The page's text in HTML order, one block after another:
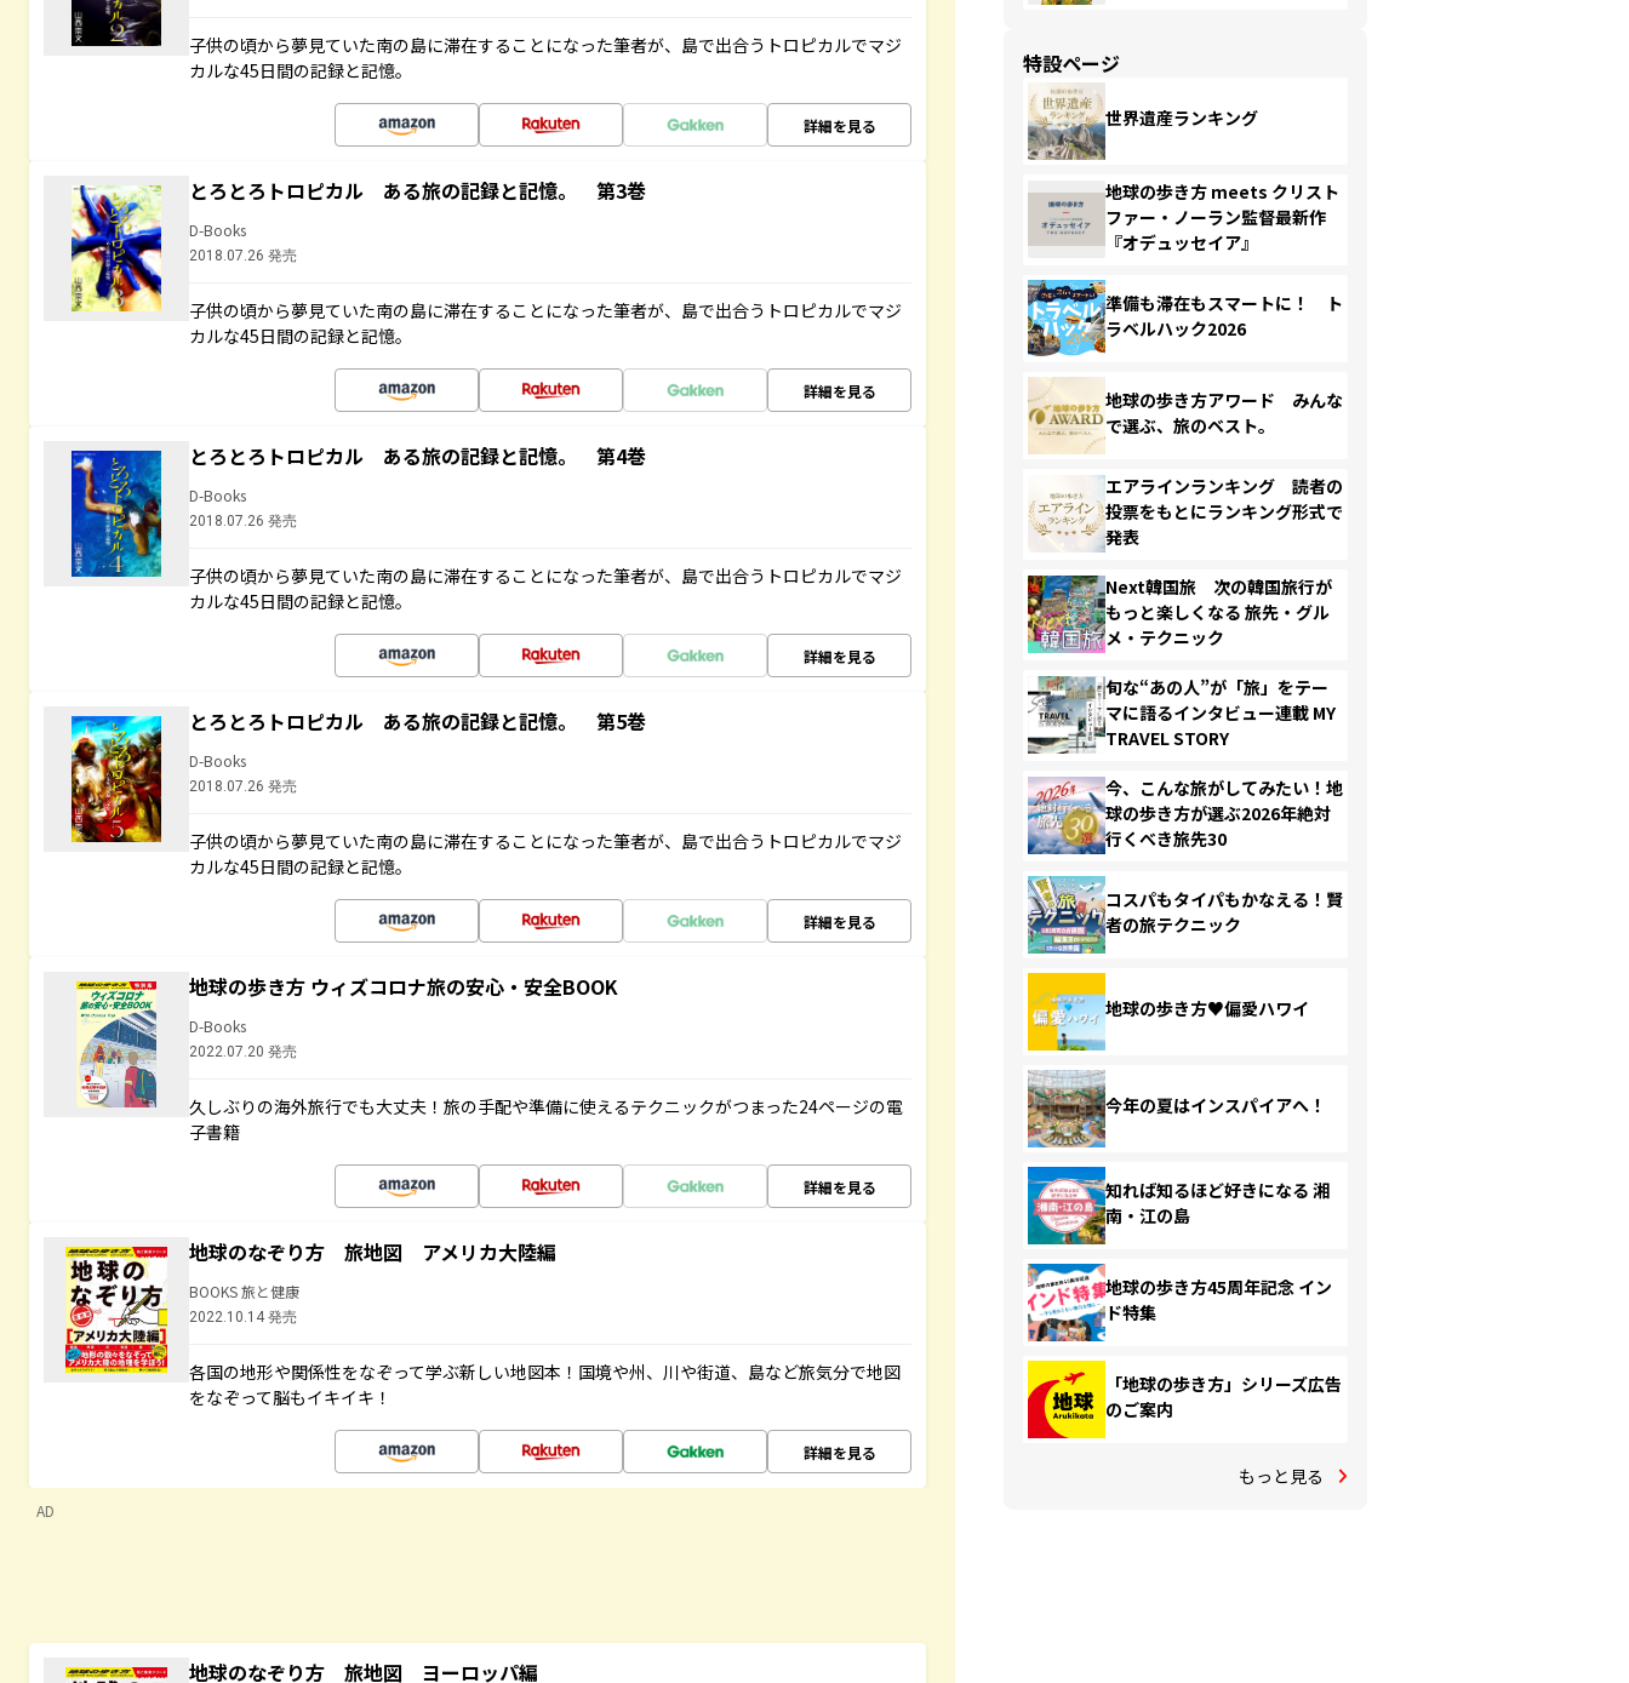
子供の頃から夢見ていた南の島に滞在することになった筆者が、島で出合うトロピカルでマジ
カルな45日間の記録と記憶。
詳細を見る
とろとろトロピカル ある旅の記録と記憶。 第3巻
D-Books
2018.07.26 発売
子供の頃から夢見ていた南の島に滞在することになった筆者が、島で出合うトロピカルでマジ
カルな45日間の記録と記憶。
詳細を見る
とろとろトロピカル ある旅の記録と記憶。 第4巻
D-Books
2018.07.26 発売
子供の頃から夢見ていた南の島に滞在することになった筆者が、島で出合うトロピカルでマジ
カルな45日間の記録と記憶。
詳細を見る
とろとろトロピカル ある旅の記録と記憶。 第5巻
D-Books
2018.07.26 発売
子供の頃から夢見ていた南の島に滞在することになった筆者が、島で出合うトロピカルでマジ
カルな45日間の記録と記憶。
詳細を見る
地球の歩き方 ウィズコロナ旅の安心・安全BOOK
D-Books
2022.07.20 発売
久しぶりの海外旅行でも大丈夫！旅の手配や準備に使えるテクニックがつまった24ページの電
子書籍
詳細を見る
地球のなぞり方 旅地図 アメリカ大陸編
BOOKS 旅と健康
2022.10.14 発売
各国の地形や関係性をなぞって学ぶ新しい地図本！国境や州、川や街道、島など旅気分で地図
をなぞって脳もイキイキ！
詳細を見る
AD
地球のなぞり方 旅地図 ヨーロッパ編
特設ページ
世界遺産ランキング
地球の歩き方 meets クリスト
ファー・ノーラン監督最新作
『オデュッセイア』
準備も滞在もスマートに！ ト
ラベルハック2026
地球の歩き方アワード みんな
で選ぶ、旅のベスト。
エアラインランキング 読者の
投票をもとにランキング形式で
発表
Next韓国旅 次の韓国旅行が
もっと楽しくなる 旅先・グル
メ・テクニック
旬な“あの人”が「旅」をテー
マに語るインタビュー連載 MY
TRAVEL STORY
今、こんな旅がしてみたい！地
球の歩き方が選ぶ2026年絶対
行くべき旅先30
コスパもタイパもかなえる！賢
者の旅テクニック
地球の歩き方♥偏愛ハワイ
今年の夏はインスパイアへ！
知れば知るほど好きになる 湘
南・江の島
地球の歩き方45周年記念 イン
ド特集
「地球の歩き方」シリーズ広告
のご案内
もっと見る